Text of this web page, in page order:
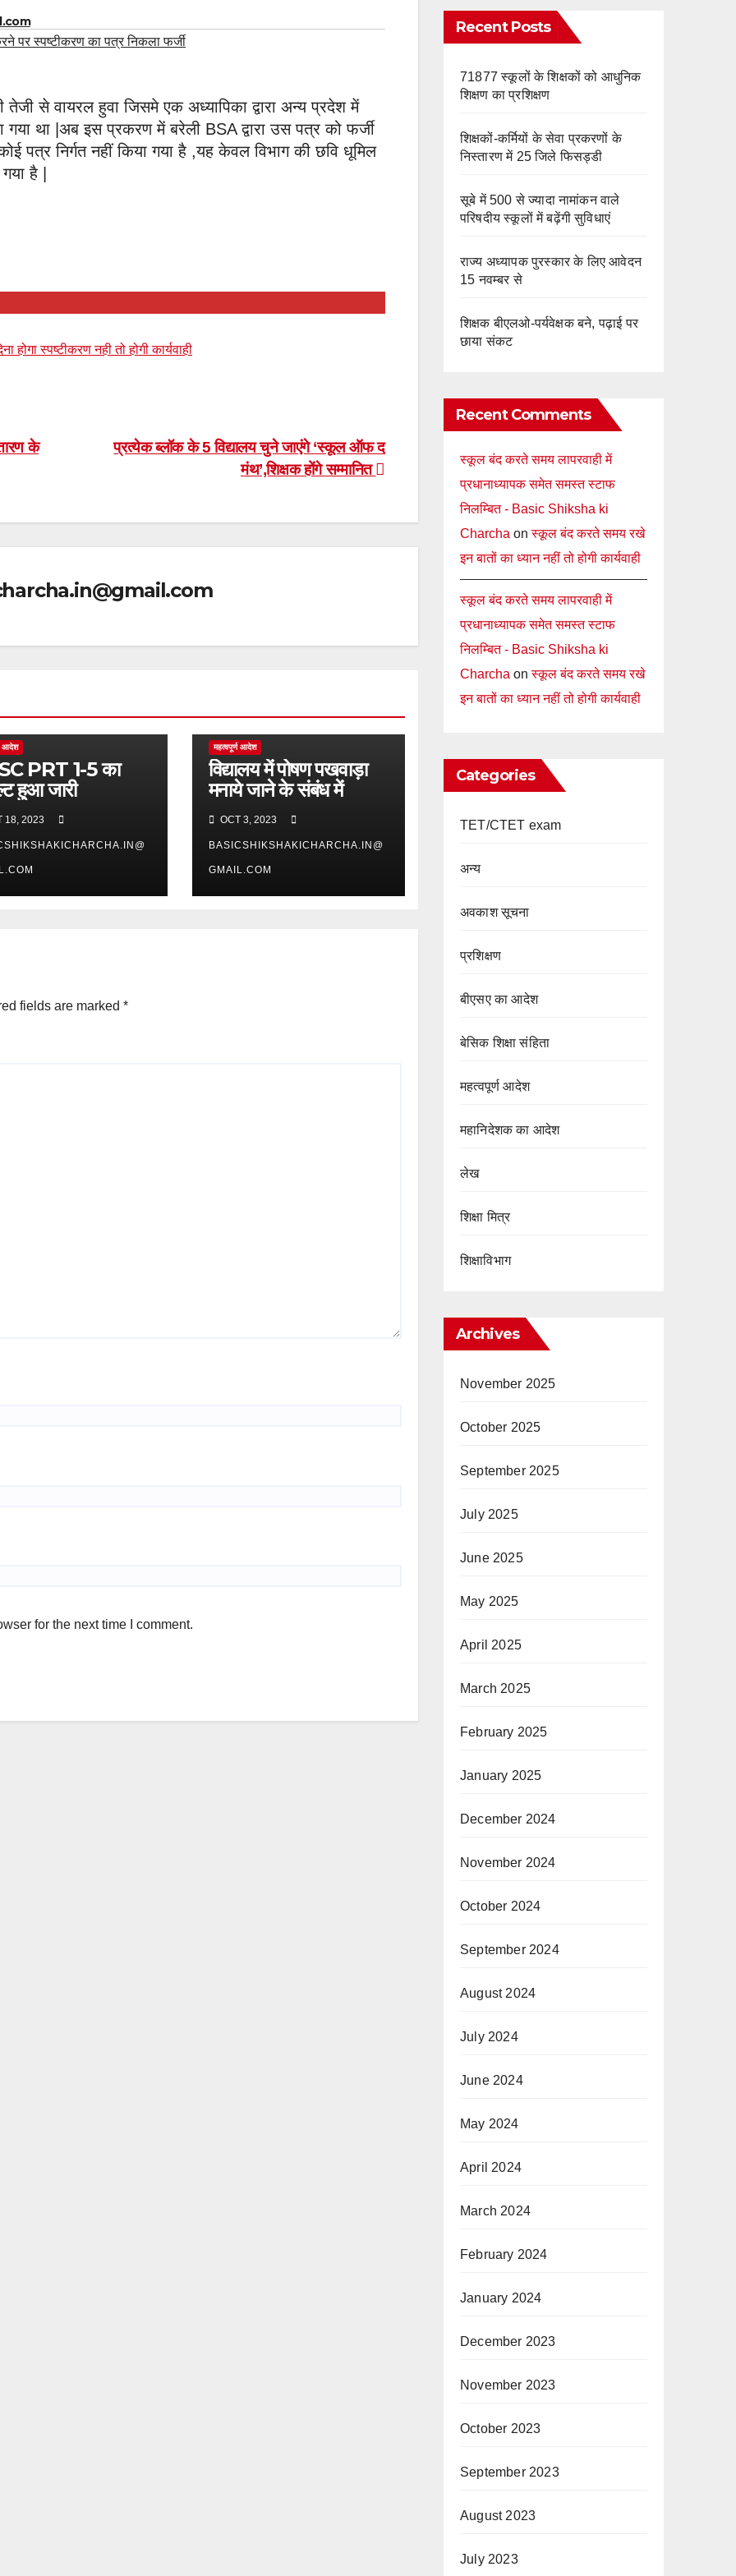
पर स्पष्टीकरण का पत्र निकला फर्जी
तेजी से वायरल हुवा जिसमे एक अध्यापिका द्वारा अन्य प्रदेश में
था |अब इस प्रकरण में बरेली BSA द्वारा उस पत्र को फर्जी
पत्र निर्गत नहीं किया गया है ,यह केवल विभाग की छवि धूमिल
है |
स्पष्टीकरण नही तो होगी कार्यवाही
प्रत्येक ब्लॉक के 5 विद्यालय चुने जाएंगे ‘स्कूल ऑफ द
मंथ’,शिक्षक होंगे सम्मानित
के
आदेश
PRT 1-5 का
हुआ जारी
18, 2023
महत्वपूर्ण आदेश
विद्यालय में पोषण पखवाड़ा
मनाये जाने के संबंध में
OCT 3, 2023
BASICSHIKSHAKICHARCHA.IN@
GMAIL.COM
fields are marked *
for the next time I comment.
Recent Posts
71877 स्कूलों के शिक्षकों को आधुनिक
शिक्षण का प्रशिक्षण
शिक्षकों-कर्मियों के सेवा प्रकरणों के
निस्तारण में 25 जिले फिसड्डी
सूबे में 500 से ज्यादा नामांकन वाले
परिषदीय स्कूलों में बढ़ेंगी सुविधाएं
राज्य अध्यापक पुरस्कार के लिए आवेदन
15 नवम्बर से
शिक्षक बीएलओ-पर्यवेक्षक बने, पढ़ाई पर
छाया संकट
Recent Comments
स्कूल बंद करते समय लापरवाही में
प्रधानाध्यापक समेत समस्त स्टाफ
निलम्बित - Basic Shiksha ki
Charcha onस्कूल बंद करते समय रखे
इन बातों का ध्यान नहीं तो होगी कार्यवाही
स्कूल बंद करते समय लापरवाही में
प्रधानाध्यापक समेत समस्त स्टाफ
निलम्बित - Basic Shiksha ki
Charcha onस्कूल बंद करते समय रखे
इन बातों का ध्यान नहीं तो होगी कार्यवाही
Categories
TET/CTET exam
अन्य
अवकाश सूचना
प्रशिक्षण
बीएसए का आदेश
बेसिक शिक्षा संहिता
महत्वपूर्ण आदेश
महानिदेशक का आदेश
लेख
शिक्षा मित्र
शिक्षाविभाग
Archives
November 2025
October 2025
September 2025
July 2025
June 2025
May 2025
April 2025
March 2025
February 2025
January 2025
December 2024
November 2024
October 2024
September 2024
August 2024
July 2024
June 2024
May 2024
April 2024
March 2024
February 2024
January 2024
December 2023
November 2023
October 2023
September 2023
August 2023
July 2023